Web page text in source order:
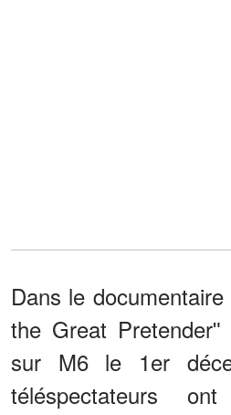
Dans le
the Great
sur M6 le 1er
téléspectateurs